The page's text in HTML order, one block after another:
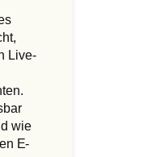
Live-
wie
E-